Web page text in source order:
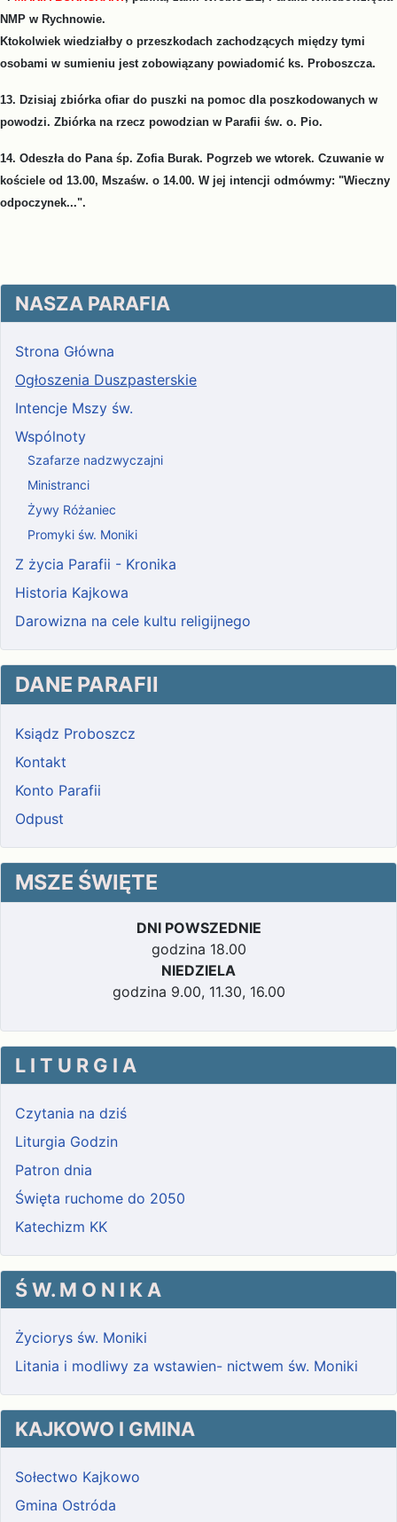
NMP w Rychnowie.
Ktokolwiek wiedziałby o przeszkodach zachodzących między tymi
osobami w sumieniu jest zobowiązany powiadomić ks. Proboszcza.
13. Dzisiaj zbiórka ofiar do puszki na pomoc dla poszkodowanych w
powodzi. Zbiórka na rzecz powodzian w Parafii św. o. Pio.
14. Odeszła do Pana śp. Zofia Burak. Pogrzeb we wtorek. Czuwanie w
kościele od 13.00, Mszaśw. o 14.00. W jej intencji odmówmy: "Wieczny
odpoczynek...".
NASZA PARAFIA
Strona Główna
Ogłoszenia Duszpasterskie
Intencje Mszy św.
Wspólnoty
Szafarze nadzwyczajni
Ministranci
Żywy Różaniec
Promyki św. Moniki
Z życia Parafii - Kronika
Historia Kajkowa
Darowizna na cele kultu religijnego
DANE PARAFII
Ksiądz Proboszcz
Kontakt
Konto Parafii
Odpust
MSZE ŚWIĘTE
DNI POWSZEDNIE
godzina 18.00
NIEDZIELA
godzina 9.00, 11.30, 16.00
L I T U R G I A
Czytania na dziś
Liturgia Godzin
Patron dnia
Święta ruchome do 2050
Katechizm KK
Ś W. M O N I K A
Życiorys św. Moniki
Litania i modliwy za wstawien- nictwem św. Moniki
KAJKOWO I GMINA
Sołectwo Kajkowo
Gmina Ostróda